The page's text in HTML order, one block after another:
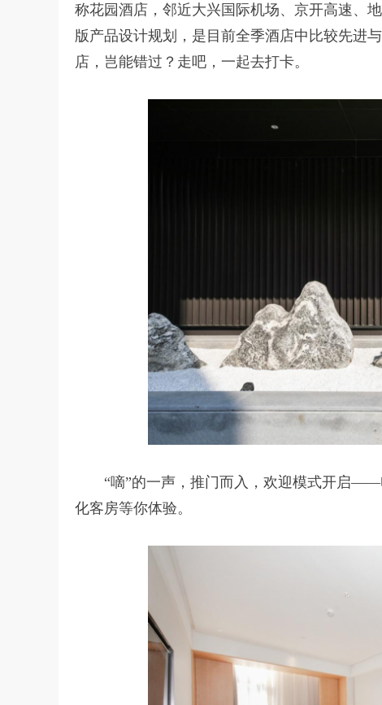
称花园酒店，邻近大兴国际机场、京开高速、
版产品设计规划，是目前全季酒店中比较先
店，岂能错过？走吧，一起去打卡。
“嘀”的一声，推门而入，欢迎模式开启
化客房等你体验。